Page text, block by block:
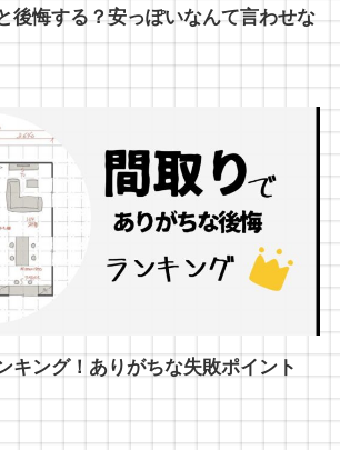
後悔する？安っぽいなんて言わせな
キング！ありがちな失敗ポイント